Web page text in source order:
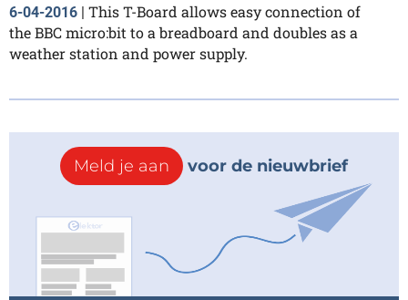
6-04-2016 | This T-Board allows easy connection of
the BBC micro:bit to a breadboard and doubles as a
weather station and power supply.
Meld je aan voor de nieuwbrief